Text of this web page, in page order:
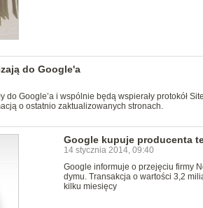
do Google'a
do Google’a i wspólnie będą wspierały protokół
o ostatnio zaktualizowanych stronach.
Google kupuje producenta
14 stycznia 2014, 09:40
Google informuje o przejęciu firmy
dymu. Transakcja o wartości 3,2
kilku miesięcy